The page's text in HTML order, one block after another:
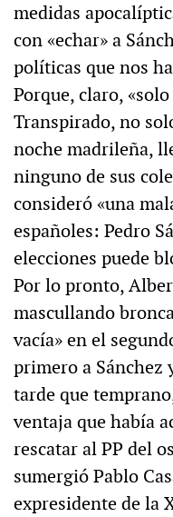
medidas
con «echar» a
políticas que nos
Porque, claro,
Transpirado, no
noche madrileña,
ninguno de sus
consideró «una
españoles: Pedro
elecciones puede
Por lo pronto,
mascullando
vacía» en el
primero a Sánchez
tarde que
ventaja que había
rescatar al PP del
sumergió Pablo
expresidente de la